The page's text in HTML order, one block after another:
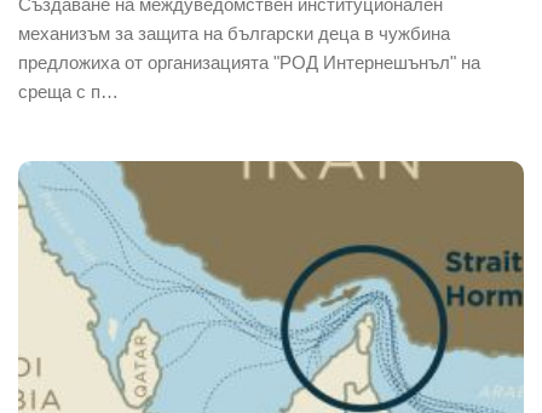
механизъм за защита на български деца в чужбина
предложиха от организацията "РОД Интернешънъл" на
среща с п…